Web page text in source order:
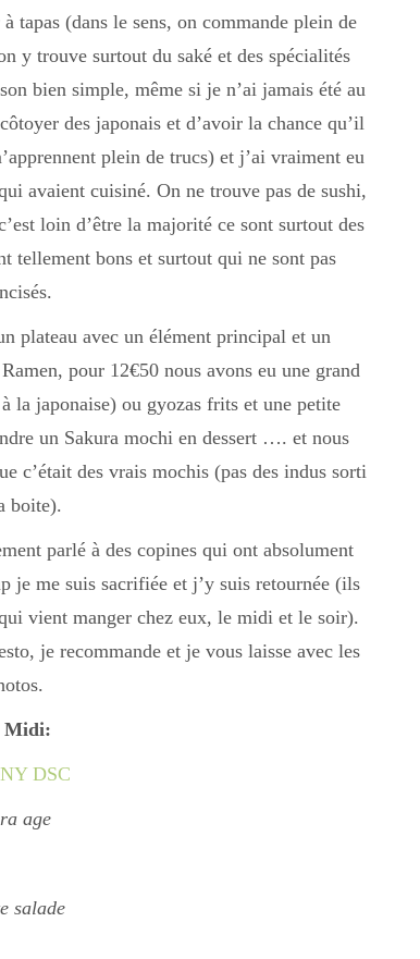
tapas (dans le sens, on commande plein de
y trouve surtout du saké et des spécialités
bien simple, même si je n’ai jamais été au
des japonais et d’avoir la chance qu’il
plein de trucs) et j’ai vraiment eu
avaient cuisiné. On ne trouve pas de sushi,
loin d’être la majorité ce sont surtout des
tellement bons et surtout qui ne sont pas
plateau avec un élément principal et un
pour 12€50 nous avons eu une grand
la japonaise) ou gyozas frits et une petite
un Sakura mochi en dessert …. et nous
c’était des vrais mochis (pas des indus sorti
boite).
parlé à des copines qui ont absolument
je me suis sacrifiée et j’y suis retournée (ils
vient manger chez eux, le midi et le soir).
je recommande et je vous laisse avec les
Midi:
age
salade